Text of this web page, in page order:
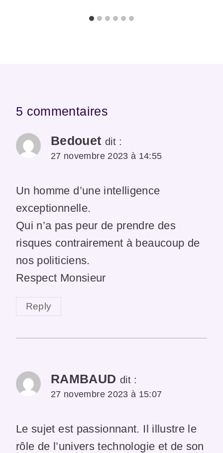
5 commentaires
Bedouet dit :
27 novembre 2023 à 14:55
Un homme d’une intelligence
exceptionnelle.
Qui n’a pas peur de prendre des
risques contrairement à beaucoup de
nos politiciens.
Respect Monsieur
Reply
RAMBAUD dit :
27 novembre 2023 à 15:07
Le sujet est passionnant. Il illustre le
rôle de l’univers technologie et de son